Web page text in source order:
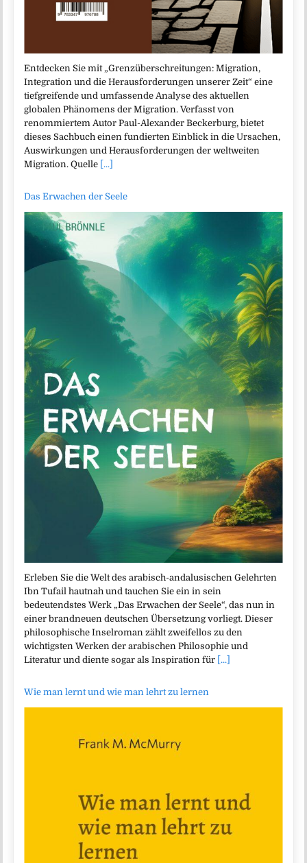
Entdecken Sie mit „Grenzüberschreitungen: Migration,
Integration und die Herausforderungen unserer Zeit“ eine
tiefgreifende und umfassende Analyse des aktuellen
globalen Phänomens der Migration. Verfasst von
renommiertem Autor Paul-Alexander Beckerburg, bietet
dieses Sachbuch einen fundierten Einblick in die Ursachen,
Auswirkungen und Herausforderungen der weltweiten
Migration. Quelle [...]
Das Erwachen der Seele
Erleben Sie die Welt des arabisch-andalusischen Gelehrten
Ibn Tufail hautnah und tauchen Sie ein in sein
bedeutendstes Werk „Das Erwachen der Seele“, das nun in
einer brandneuen deutschen Übersetzung vorliegt. Dieser
philosophische Inselroman zählt zweifellos zu den
wichtigsten Werken der arabischen Philosophie und
Literatur und diente sogar als Inspiration für [...]
Wie man lernt und wie man lehrt zu lernen